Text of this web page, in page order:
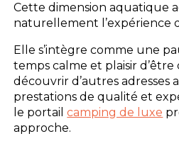
Cette dimension aquatique
naturellement l’expérience
Elle s’intègre comme une
temps calme et plaisir d’être
découvrir d’autres adresses
prestations de qualité et
le portailcamping de luxe
approche.